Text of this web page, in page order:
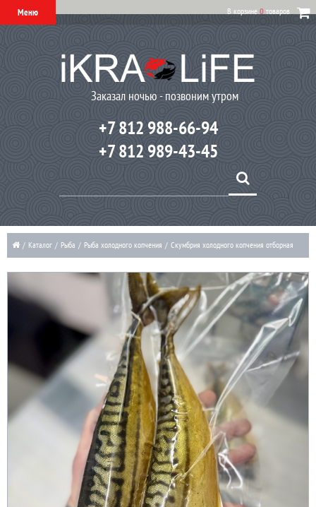
Меню В корзине 0 товаров
Заказал ночью - позвоним утром
+7 812 988-66-94
+7 812 989-43-45
/ Каталог / Рыба / Рыба холодного копчения / Скумбрия холодного копчения отборная